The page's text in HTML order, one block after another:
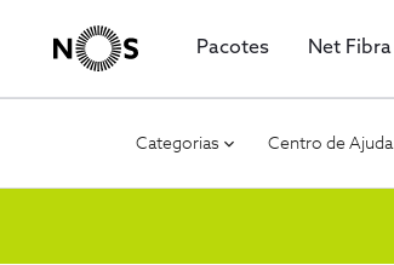
Pacotes Net Fibra
Categorias Centro de Ajuda